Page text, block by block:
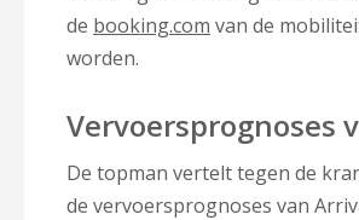
de booking.com van de
worden.
Vervoersprognoses
De topman vertelt tegen de
de vervoersprognoses van